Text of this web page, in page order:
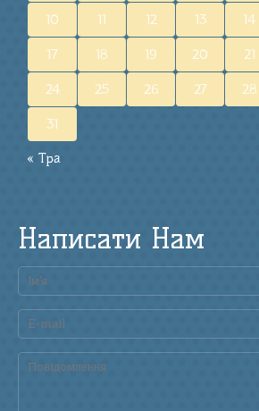
« Тра
10 11 12 13 14
17 18 19 20 21
24 25 26 27 28
31
Написати Нам